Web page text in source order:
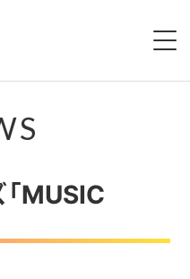
MUSIC